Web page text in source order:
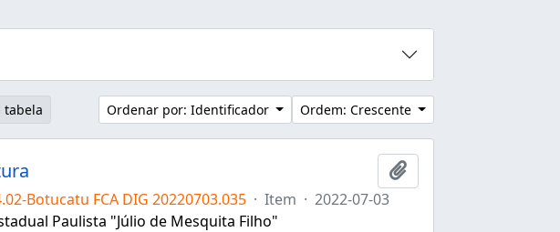
tabela Ordenar por: Identificador Ordem: Crescente
Adicionar a área de
Botucatu FCA DIG 20220703.035 · Item · 2022-07-03
Paulista "Júlio de Mesquita Filho"